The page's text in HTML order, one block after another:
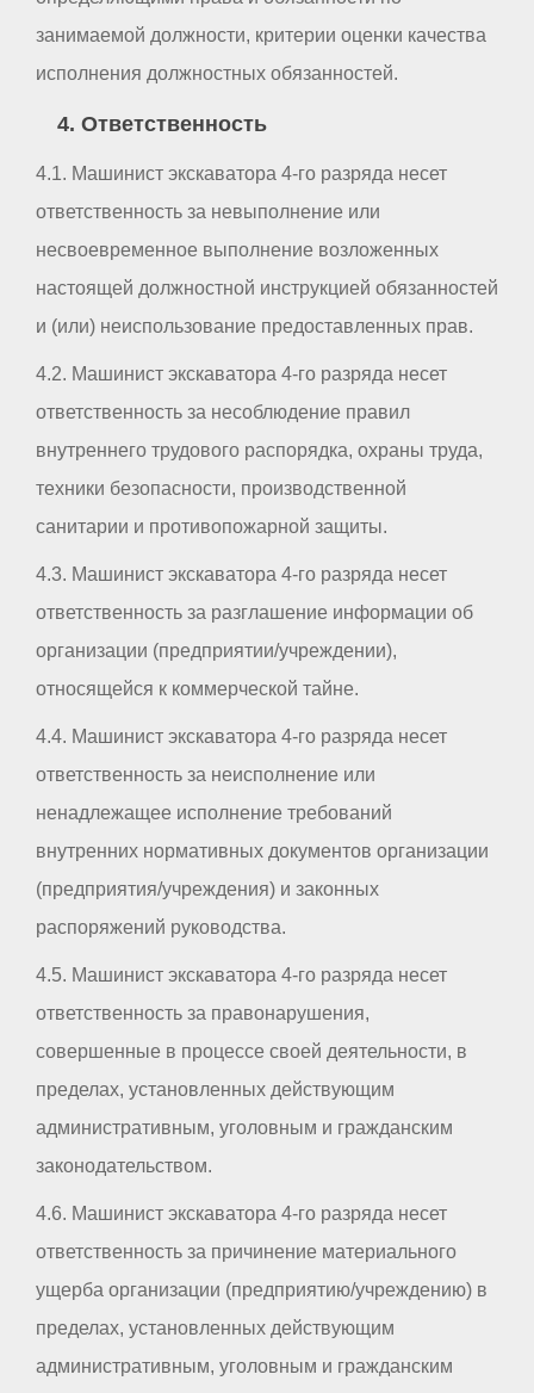
занимаемой должности, критерии оценки качества
исполнения должностных обязанностей.
4. Ответственность
4.1. Машинист экскаватора 4-го разряда несет
ответственность за невыполнение или
несвоевременное выполнение возложенных
настоящей должностной инструкцией обязанностей
и (или) неиспользование предоставленных прав.
4.2. Машинист экскаватора 4-го разряда несет
ответственность за несоблюдение правил
внутреннего трудового распорядка, охраны труда,
техники безопасности, производственной
санитарии и противопожарной защиты.
4.3. Машинист экскаватора 4-го разряда несет
ответственность за разглашение информации об
организации (предприятии/учреждении),
относящейся к коммерческой тайне.
4.4. Машинист экскаватора 4-го разряда несет
ответственность за неисполнение или
ненадлежащее исполнение требований
внутренних нормативных документов организации
(предприятия/учреждения) и законных
распоряжений руководства.
4.5. Машинист экскаватора 4-го разряда несет
ответственность за правонарушения,
совершенные в процессе своей деятельности, в
пределах, установленных действующим
административным, уголовным и гражданским
законодательством.
4.6. Машинист экскаватора 4-го разряда несет
ответственность за причинение материального
ущерба организации (предприятию/учреждению) в
пределах, установленных действующим
административным, уголовным и гражданским